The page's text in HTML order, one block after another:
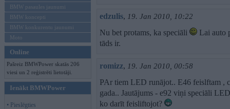
BMW pasaules jaunumi
BMW koncepti
BMW konkurentu jaunumi
Moto
Online
Pašreiz BMWPower skatās 206
viesi un 2 reģistrēti lietotāji.
Ienākt BMWPower
• Pieslēgties
edzulis, 19. Jan 2010, 10:22
Nu bet protams, ka speciāli
Lai auto
tāds ir.
romizz, 19. Jan 2010, 00:58
PAr tiem LED runājot.. E46 feislftam ,
gada.. Jautājums - e92 viņi speciāli
ko darīt feisliftojot?